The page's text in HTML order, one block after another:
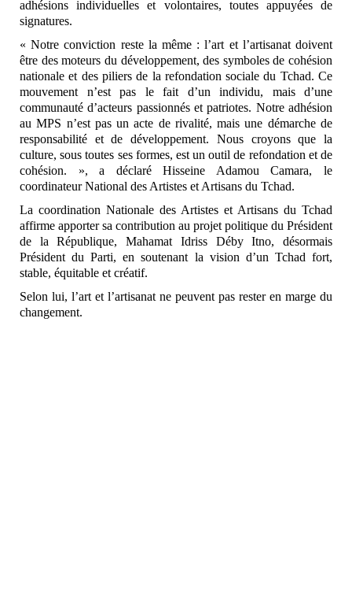
adhésions individuelles et volontaires, toutes appuyées de
signatures.
« Notre conviction reste la même : l’art et l’artisanat doivent
être des moteurs du développement, des symboles de cohésion
nationale et des piliers de la refondation sociale du Tchad. Ce
mouvement n’est pas le fait d’un individu, mais d’une
communauté d’acteurs passionnés et patriotes. Notre adhésion
au MPS n’est pas un acte de rivalité, mais une démarche de
responsabilité et de développement. Nous croyons que la
culture, sous toutes ses formes, est un outil de refondation et de
cohésion. », a déclaré Hisseine Adamou Camara, le
coordinateur National des Artistes et Artisans du Tchad.
La coordination Nationale des Artistes et Artisans du Tchad
affirme apporter sa contribution au projet politique du Président
de la République, Mahamat Idriss Déby Itno, désormais
Président du Parti, en soutenant la vision d’un Tchad fort,
stable, équitable et créatif.
Selon lui, l’art et l’artisanat ne peuvent pas rester en marge du
changement.